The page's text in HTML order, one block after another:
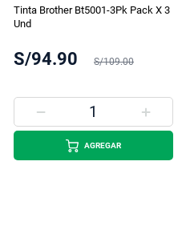
Tinta Brother Bt5001-3Pk Pack X 3
Und
S/94.90 S/109.00
AGREGAR